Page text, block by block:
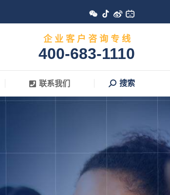
企 业 客 户 咨 询 专 线
400-683-1110
联系我们 Search:
搜索
Search:
搜索